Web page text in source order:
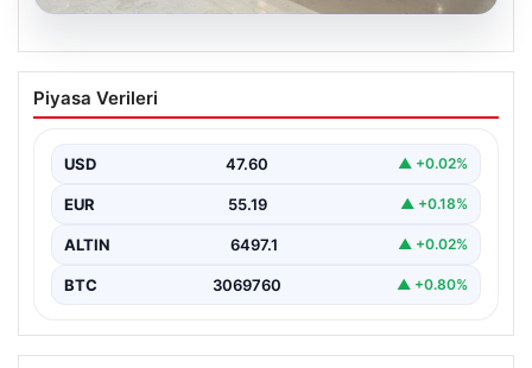
Açık Hava Mutfakları ve Şık Yaşam
Mekanları
göstermektedir. Özellikle de lüks evlerde yaşayan ev…
Piyasa Verileri
USD 47.60 ▲ +0.02%
EUR 55.19 ▲ +0.18%
ALTIN 6497.1 ▲ +0.02%
BTC 3069760 ▲ +0.80%